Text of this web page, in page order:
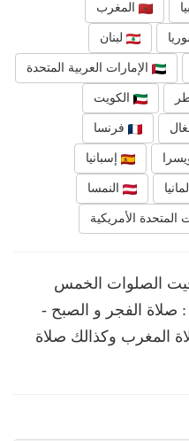
المغرب
لبنان
الإمارات العربية المتحدة
الكويت
فرنسا
إسبانيا
ألمانيا النمسا
المتحدة الأمريكية
الصلوات الخمس
ومواعيد رفع الأذان في Tavira : صلاة الفجر و الصبح -
المغرب وكذالك صلاة